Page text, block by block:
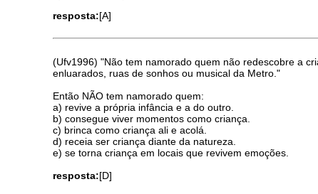
resposta:[A]
(Ufv1996) "Não tem namorado quem não redescobre a
enluarados, ruas de sonhos ou musical da Metro."
Então NÃO tem namorado quem:
a) revive a própria infância e a do outro.
b) consegue viver momentos como criança.
c) brinca como criança ali e acolá.
d) receia ser criança diante da natureza.
e) se torna criança em locais que revivem emoções.
resposta:[D]